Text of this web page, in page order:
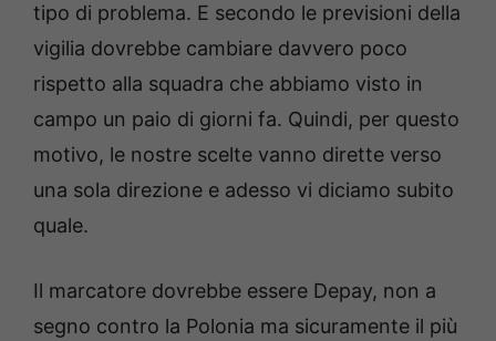
tipo di problema. E secondo le previsioni della
vigilia dovrebbe cambiare davvero poco
rispetto alla squadra che abbiamo visto in
campo un paio di giorni fa. Quindi, per questo
motivo, le nostre scelte vanno dirette verso
una sola direzione e adesso vi diciamo subito
quale.
Il marcatore dovrebbe essere Depay, non a
segno contro la Polonia ma sicuramente il più